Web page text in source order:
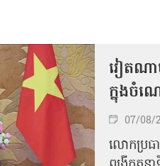
វៀតណា
ក្នុងចំ
07/08/
លោកប្រធា